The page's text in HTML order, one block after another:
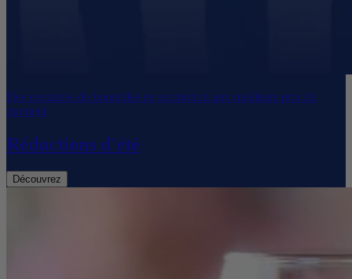
Des centaines de bouteilles en promotion aux meilleurs prix du
moment
Réductions d'été
Découvrez